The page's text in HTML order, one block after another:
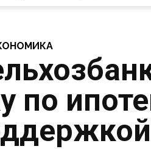
по